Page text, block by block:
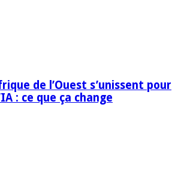
de l’Ouest s’unissent pour
: ce que ça change